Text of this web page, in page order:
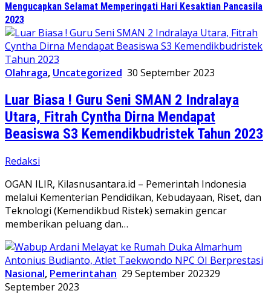
Mengucapkan Selamat Memperingati Hari Kesaktian Pancasila
2023
Olahraga, Uncategorized 30 September 2023
Luar Biasa ! Guru Seni SMAN 2 Indralaya
Utara, Fitrah Cyntha Dirna Mendapat
Beasiswa S3 Kemendikbudristek Tahun 2023
Redaksi
OGAN ILIR, Kilasnusantara.id – Pemerintah Indonesia
melalui Kementerian Pendidikan, Kebudayaan, Riset, dan
Teknologi (Kemendikbud Ristek) semakin gencar
memberikan peluang dan…
Nasional, Pemerintahan 29 September 202329
September 2023